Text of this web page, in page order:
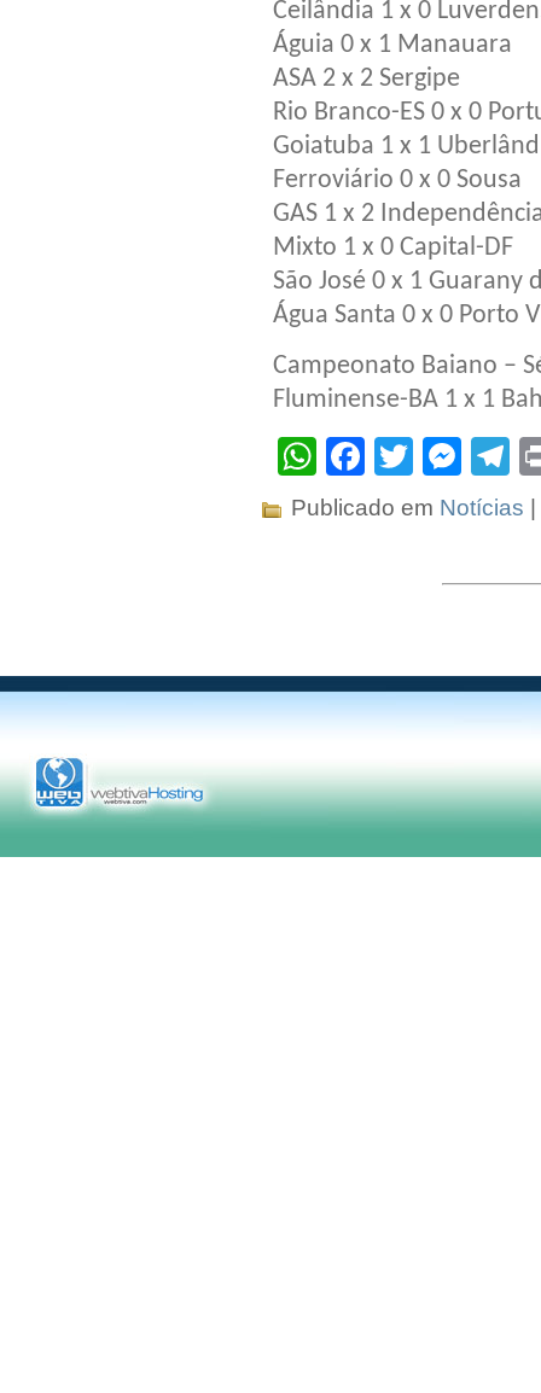
Ceilândia 1 x 0
Águia 0 x 1 Manauara
ASA 2 x 2 Sergipe
Rio Branco-ES 0 x 0
Goiatuba 1 x 1
Ferroviário 0 x 0 Sousa
GAS 1 x 2
Mixto 1 x 0 Capital-DF
São José 0 x 1 Guarany
Água Santa 0 x 0 Porto
Campeonato Baiano –
Fluminense-BA 1 x 1
WhatsApp
Facebook
Twitter
Publicado em Notícias |